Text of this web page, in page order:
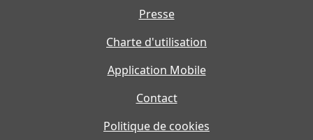
Presse
Charte d'utilisation
Application Mobile
Contact
Politique de cookies